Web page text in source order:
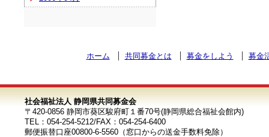
ホーム 共同募金とは 募金をしよう 募金
社会福祉法人 静岡県共同募金会
〒420-0856 静岡市葵区駿府町１番70号(静岡県総合福祉会館内)
TEL：054-254-5212/FAX：054-254-6400
郵便振替口座00800-6-5560（窓口からの送金手数料免除）